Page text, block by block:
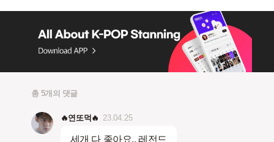
총 5개의 댓글
🔥연또먹🔥 23.04.25
세개 다 좋아요.. 레전드